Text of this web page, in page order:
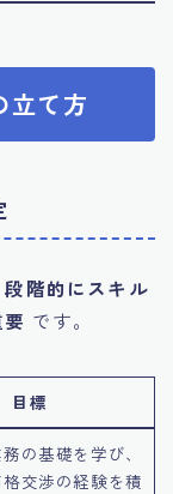
立て方
段階的にスキル
です。
目標
の基礎を学び、
交渉の経験を積